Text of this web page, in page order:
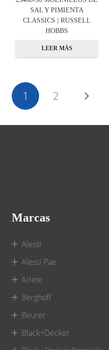
SAL Y PIMIENTA
CLASSICS | RUSSELL
HOBBS
LEER MÁS
1 2
Marcas
Alessi
Alessi Pae
Ariete
Berghoff
Beurer
Black+Decker